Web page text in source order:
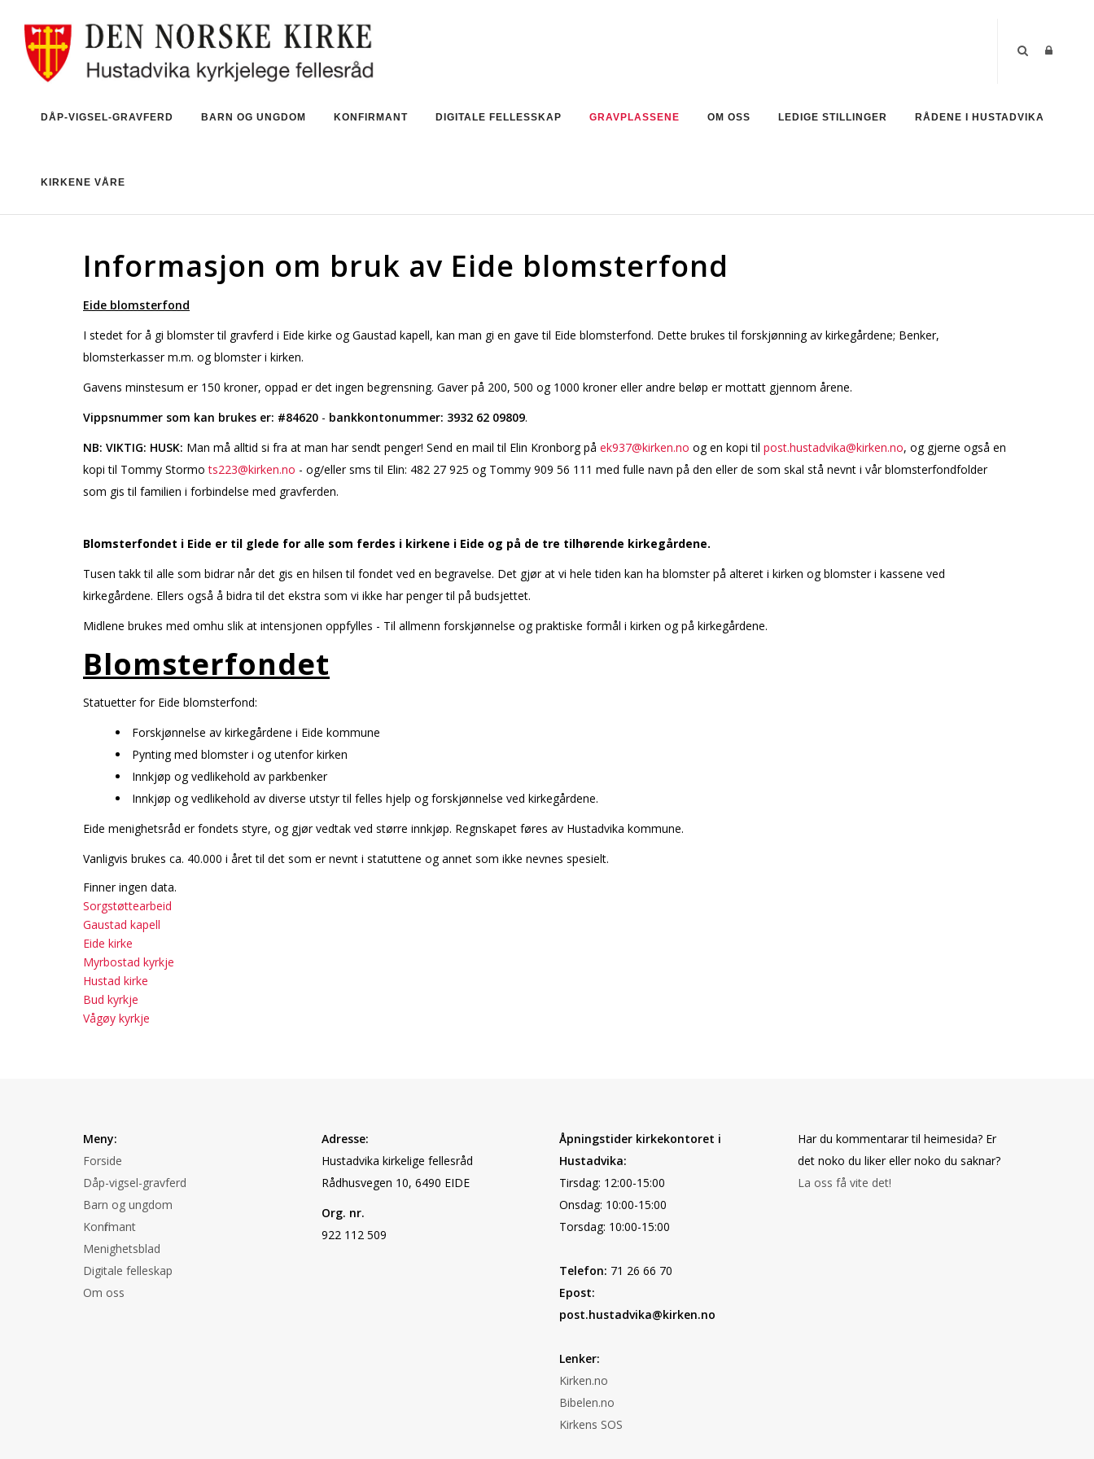
DÅP-VIGSEL-GRAVFERD BARN OG UNGDOM KONFIRMANT DIGITALE FELLESSKAP GRAVPLASSENE OM OSS LEDIGE STILLINGER RÅDENE I HUSTADVIKA
KIRKENE VÅRE
Informasjon om bruk av Eide blomsterfond
Eide blomsterfond
I stedet for å gi blomster til gravferd i Eide kirke og Gaustad kapell, kan man gi en gave til Eide blomsterfond. Dette brukes til forskjønning av kirkegårdene; Benker,
blomsterkasser m.m. og blomster i kirken.
Gavens minstesum er 150 kroner, oppad er det ingen begrensning. Gaver på 200, 500 og 1000 kroner eller andre beløp er mottatt gjennom årene.
Vippsnummer som kan brukes er: #84620 - bankkontonummer: 3932 62 09809.
NB: VIKTIG: HUSK: Man må alltid si fra at man har sendt penger! Send en mail til Elin Kronborg på ek937@kirken.no og en kopi til post.hustadvika@kirken.no, og gjerne også en
kopi til Tommy Stormots223@kirken.no - og/eller sms til Elin: 482 27 925 og Tommy 909 56 111 med fulle navn på den eller de som skal stå nevnt i vår blomsterfondfolder
som gis til familien i forbindelse med gravferden.
Blomsterfondet i Eide er til glede for alle som ferdes i kirkene i Eide og på de tre tilhørende kirkegårdene.
Tusen takk til alle som bidrar når det gis en hilsen til fondet ved en begravelse. Det gjør at vi hele tiden kan ha blomster på alteret i kirken og blomster i kassene ved
kirkegårdene. Ellers også å bidra til det ekstra som vi ikke har penger til på budsjettet.
Midlene brukes med omhu slik at intensjonen oppfylles - Til allmenn forskjønnelse og praktiske formål i kirken og på kirkegårdene.
Blomsterfondet
Statuetter for Eide blomsterfond:
Forskjønnelse av kirkegårdene i Eide kommune
Pynting med blomster i og utenfor kirken
Innkjøp og vedlikehold av parkbenker
Innkjøp og vedlikehold av diverse utstyr til felles hjelp og forskjønnelse ved kirkegårdene.
Eide menighetsråd er fondets styre, og gjør vedtak ved større innkjøp. Regnskapet føres av Hustadvika kommune.
Vanligvis brukes ca. 40.000 i året til det som er nevnt i statuttene og annet som ikke nevnes spesielt.
Finner ingen data.
Sorgstøttearbeid
Gaustad kapell
Eide kirke
Myrbostad kyrkje
Hustad kirke
Bud kyrkje
Vågøy kyrkje
Meny:
Forside
Dåp-vigsel-gravferd
Barn og ungdom
Konfirmant
Menighetsblad
Digitale felleskap
Om oss
Adresse:
Hustadvika kirkelige fellesråd
Rådhusvegen 10, 6490 EIDE
Org. nr.
922 112 509
Åpningstider kirkekontoret i
Hustadvika:
Tirsdag: 12:00-15:00
Onsdag: 10:00-15:00
Torsdag: 10:00-15:00
Telefon: 71 26 66 70
Epost:
post.hustadvika@kirken.no
Lenker:
Kirken.no
Bibelen.no
Kirkens SOS
Har du kommentarar til heimesida? Er
det noko du liker eller noko du saknar?
La oss få vite det!